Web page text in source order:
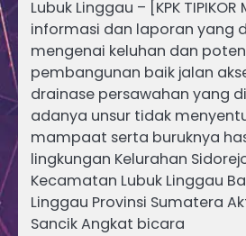
Lubuk Linggau – [KPK TIPIKOR
informasi dan laporan yang
mengenai keluhan dan
pembangunan baik jalan
drainase persawahan yang
adanya unsur tidak
mampaat serta buruknya
lingkungan Kelurahan
Kecamatan Lubuk Linggau
Linggau Provinsi Sumatera
Sancik Angkat bicara